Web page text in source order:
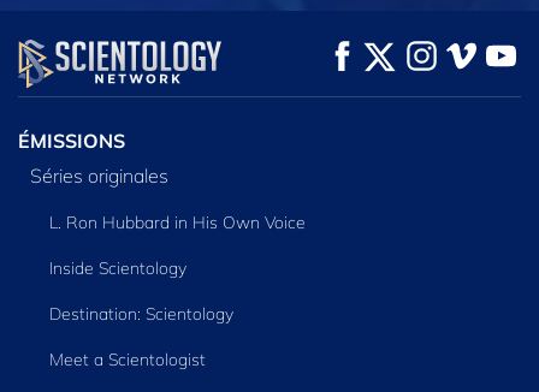
REGARDER REGARDER
DÉCOUVRIR LES
SÉRIES
ÉMISSIONS
Séries originales
L. Ron Hubbard in His Own Voice
Inside Scientology
Destination: Scientology
Meet a Scientologist